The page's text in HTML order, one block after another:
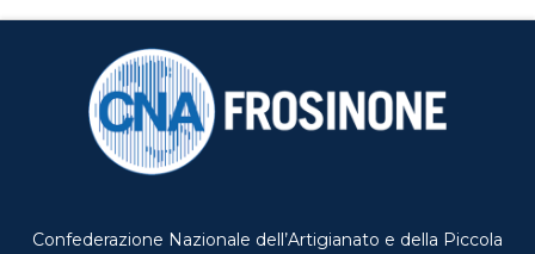
Confederazione Nazionale dell’Artigianato e della Piccola